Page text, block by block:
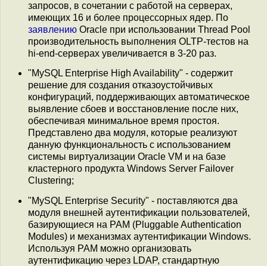
запросов, в сочетании с работой на серверах,
имеющих 16 и более процессорных ядер. По
заявлению Oracle при использовании Thread Pool
производительность выполнения OLTP-тестов на
hi-end-серверах увеличивается в 3-20 раз.
"MySQL Enterprise High Availability" - содержит
решение для создания отказоустойчивых
конфигураций, поддерживающих автоматическое
выявление сбоев и восстановление после них,
обеспечивая минимальное время простоя.
Представлено два модуля, которые реализуют
данную функциональность с использованием
системы виртуализации Oracle VM и на базе
кластерного продукта Windows Server Failover
Clustering;
"MySQL Enterprise Security" - поставляются два
модуля внешней аутентификации пользователей,
базирующиеся на PAM (Pluggable Authentication
Modules) и механизмах аутентификации Windows.
Используя PAM можно организовать
аутентификацию через LDAP, стандартную